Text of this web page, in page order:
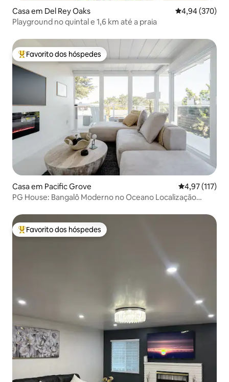
Casa em Del Rey Oaks Classificação
4,94 (370)
Playground no quintal e 1,6 km até a praia
Favoritos dos hóspedes mais apreciados
Favorito dos hóspedes
Casa em Pacific Grove Classificação
4,97 (117)
PG House: Bangalô Moderno no Oceano Localização
Favoritos dos hóspedes mais apreciados
Favorito dos hóspedes